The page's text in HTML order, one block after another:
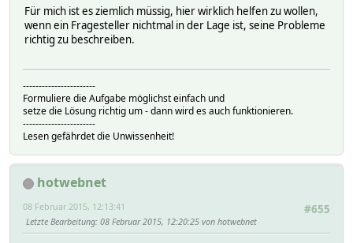
Für mich ist es ziemlich müssig, hier wirklich helfen zu wollen,
wenn ein Fragesteller nichtmal in der Lage ist, seine Probleme
richtig zu beschreiben.
-----------------------
Formuliere die Aufgabe möglichst einfach und
setze die Lösung richtig um - dann wird es auch funktionieren.
-----------------------
Lesen gefährdet die Unwissenheit!
hotwebnet
#655
08 Februar 2015, 12:13:41
Letzte Bearbeitung: 08 Februar 2015, 12:20:25 von hotwebnet